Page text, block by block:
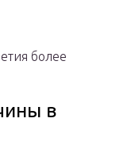
более
в